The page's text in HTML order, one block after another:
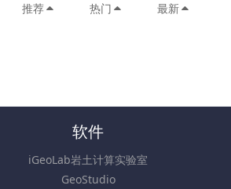
推荐 热门 最新
软件
iGeoLab岩土计算实验室
GeoStudio